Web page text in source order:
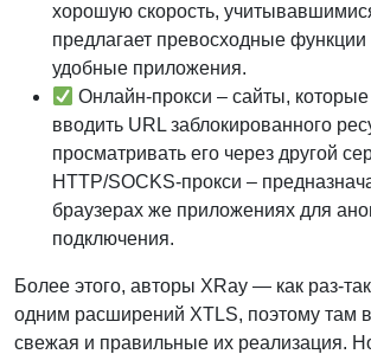
хорошую скорость,
предлагает превосходные функции
удобные приложения.
Онлайн-прокси – сайты,
вводить URL заблокированного
просматривать его через другой
HTTP/SOCKS-прокси –
браузерах же приложениях для
подключения.
Более этого, авторы XRay — как
одним расширений XTLS, поэтому там
свежая и правильные их реализация.